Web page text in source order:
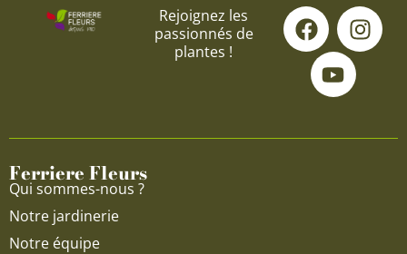
Rejoignez les
passionnés de
plantes !
F
a
c
e
o
I
n
s
g
Y
o
u
t
u
b
Ferriere Fleurs
Qui sommes-nous ?
Notre jardinerie
Notre équipe